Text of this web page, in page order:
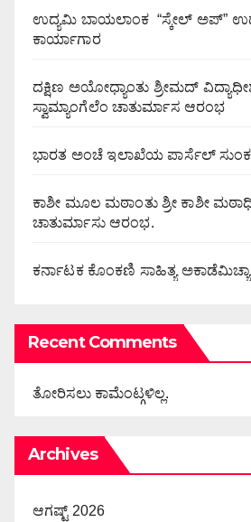
ಉದ್ಯಮಿ ಬಾಯಲಾಂಕ “ಸ್ಕೇಲ್ ಅಪ್”
ಕಾರ್ಯಾಗಾರ
ದಕ್ಷಿಣ ಅಯೋಧ್ಯಾಂತು ಶ್ರೀಮದ್
ಸ್ವಾಮ್ಯಾಂಗೆಲೆಂ ಚಾತುರ್ಮಾಸ ಆರಂಭ
ಭಾರತ ಅಂಚೆ ಇಲಾಖೆಯ ಪಾರ್ಸೆಲ್ ಸುಂಕ
ಕಾಶೀ ಮೂಲ ಮಠಾಂತು ಶ್ರೀ ಕಾಶೀ
ಚಾತುರ್ಮಾಸು ಆರಂಭ.
ಕರ್ನಾಟಕ ಕೊಂಕಣಿ ಸಾಹಿತ್ಯ
Recent Comments
ತೋರಿಸಲು ಕಾಮೆಂಟ್ಗಳಿಲ್ಲ.
Archives
ಆಗಷ್ಟ್ 2026